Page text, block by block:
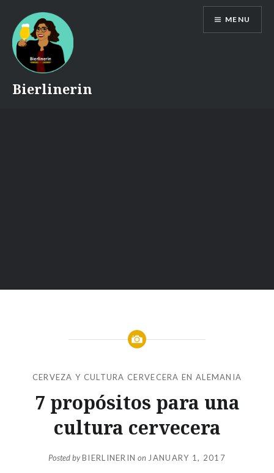
content
Bierlinerin
MENU
CERVEZA Y CULTURA CERVECERA EN ALEMANIA
7 propósitos para una
cultura cervecera
Posted byBIERLINERIN on JANUARY 1, 2017